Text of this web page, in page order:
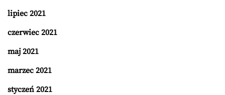
lipiec 2021
czerwiec 2021
maj 2021
marzec 2021
styczeń 2021